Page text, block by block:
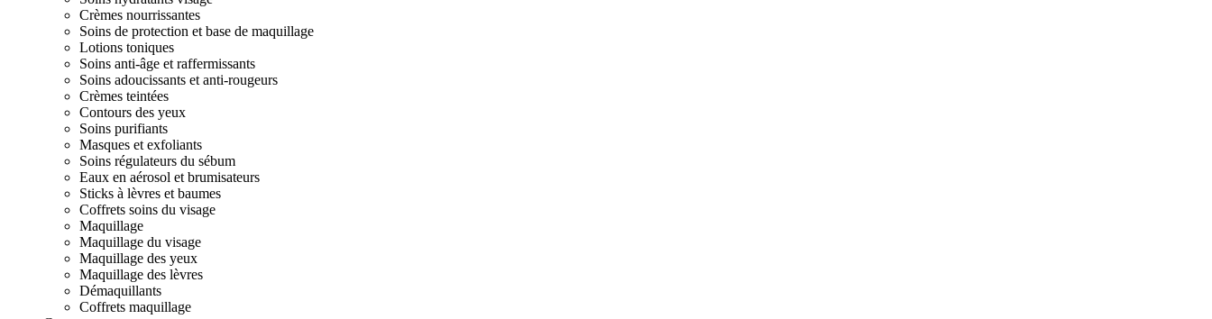
Crèmes nourrissantes
Soins de protection et base de maquillage
Lotions toniques
Soins anti-âge et raffermissants
Soins adoucissants et anti-rougeurs
Crèmes teintées
Contours des yeux
Soins purifiants
Masques et exfoliants
Soins régulateurs du sébum
Eaux en aérosol et brumisateurs
Sticks à lèvres et baumes
Coffrets soins du visage
Maquillage
Maquillage du visage
Maquillage des yeux
Maquillage des lèvres
Démaquillants
Coffrets maquillage